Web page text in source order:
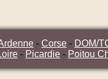
- Corse - DOM/
- Picardie - Poitou